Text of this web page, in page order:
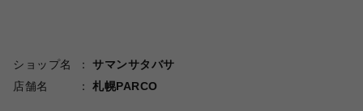
ショップ名
サマンサタバサ
店舗名
札幌PARCO